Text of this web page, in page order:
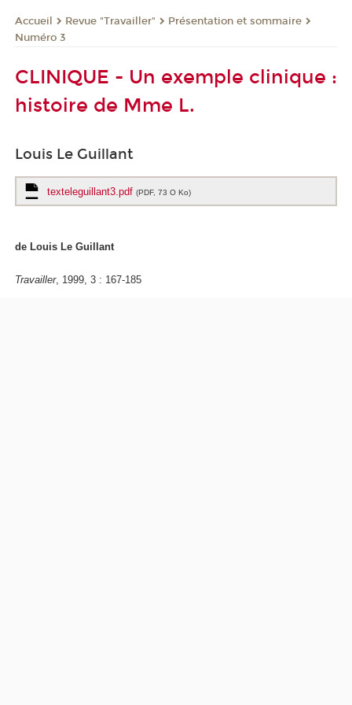
Accueil Revue "Travailler"
Présentation et sommaire
Numéro 3
CLINIQUE - Un exemple clinique :
histoire de Mme L.
Louis Le Guillant
texteleguillant3.pdf (PDF, 73 O Ko)
de Louis Le Guillant
Travailler, 1999, 3 : 167-185